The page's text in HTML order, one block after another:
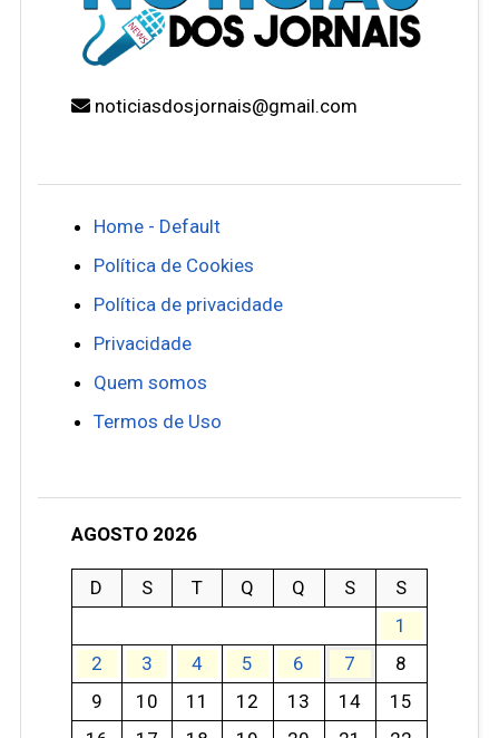
noticiasdosjornais@gmail.com
Home - Default
Política de Cookies
Política de privacidade
Privacidade
Quem somos
Termos de Uso
AGOSTO 2026
D S T Q Q S
S
1
2
3 4 5 6 7
8
9
10 11 12 13 14
15